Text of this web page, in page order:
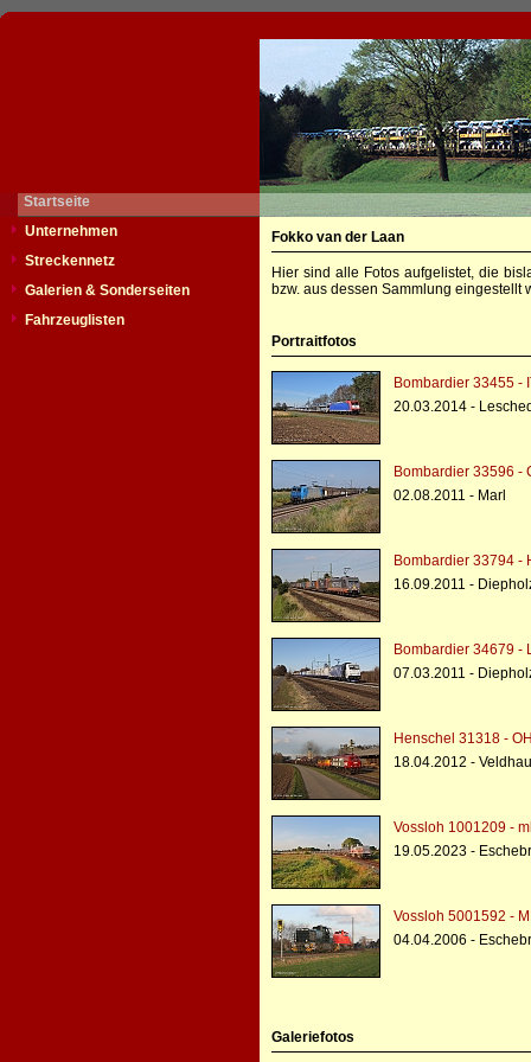
Startseite
Unternehmen
Streckennetz
Galerien & Sonderseiten
Fahrzeuglisten
Fokko van der Laan
Hier sind alle Fotos aufgelistet, die
bzw. aus dessen Sammlung eingestellt
Portraitfotos
Bombardier 33455 -
20.03.2014 -
Bombardier 33596 -
02.08.2011 - Marl
Bombardier 33794 -
16.09.2011 -
Bombardier 34679 -
07.03.2011 -
Henschel 31318 -
18.04.2012 -
Vossloh 1001209 -
19.05.2023 -
Vossloh 5001592 -
04.04.2006 -
Galeriefotos